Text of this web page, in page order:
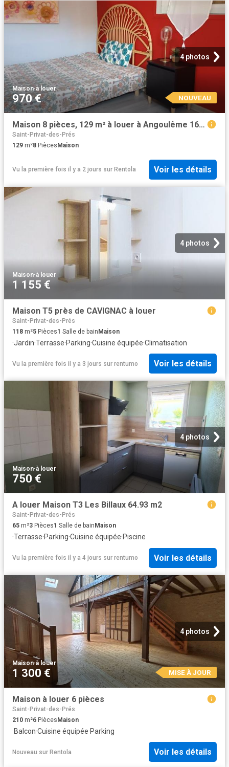
4 photos
Maison·à louer
970 € NOUVEAU
Maison 8 pièces, 129 m² à louer à Angoulême 16000
Saint-Privat-des-Prés
129 m²8 Pièces Maison
Vu la première fois il y a 2 jours sur Rentola Voir les détails
4 photos
Maison·à louer
1 155 €
Maison T5 près de CAVIGNAC à louer
Saint-Privat-des-Prés
118 m²5 Pièces1 Salle de bainMaison
·Jardin·Terrasse·Parking·Cuisine équipée·Climatisation
Vu la première fois il y a 3 jours sur rentumo Voir les détails
4 photos
Maison·à louer
750 €
A louer Maison T3 Les Billaux 64.93 m2
Saint-Privat-des-Prés
65 m²3 Pièces1 Salle de bain Maison
·Terrasse·Parking·Cuisine équipée·Piscine
Vu la première fois il y a 4 jours sur rentumo Voir les détails
4 photos
Maison·à louer
1 300 € MISE À JOUR
Maison à louer 6 pièces
Saint-Privat-des-Prés
210 m²6 PiècesMaison
·Balcon·Cuisine équipée·Parking
Nouveau sur Rentola Voir les détails